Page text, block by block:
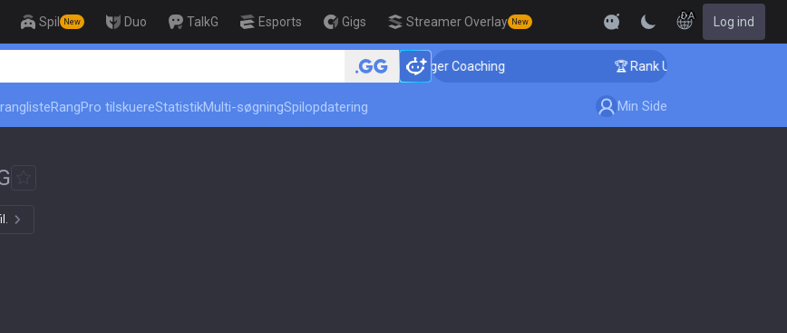
Spil New Duo TalkG Esports Gigs Streamer Overlay New
DA Log ind
🏆 Rank Up in 3 Days! Challenger Coaching 🏆 Rank Up in 3 Days! Challenger
RangPro tilskuereStatistikMulti-søgningSpilopdatering Min Side